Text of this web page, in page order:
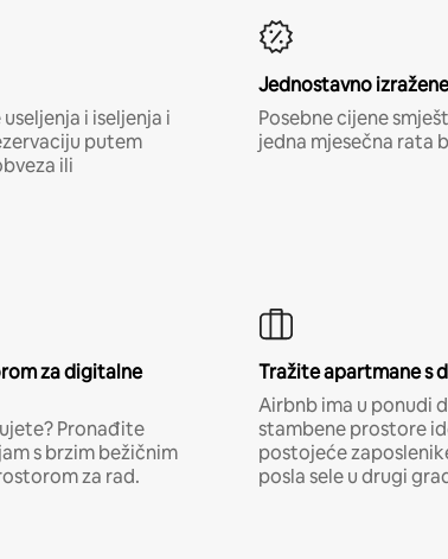
i iseljenja i
putem
ili
Jednostavno
Posebne cijene
jedna mjesečna rata
za digitalne
Pronađite
s brzim bežičnim
za rad.
Tražite apartmane s
Airbnb ima u ponudi
stambene prostore
postojeće
posla sele u drugi